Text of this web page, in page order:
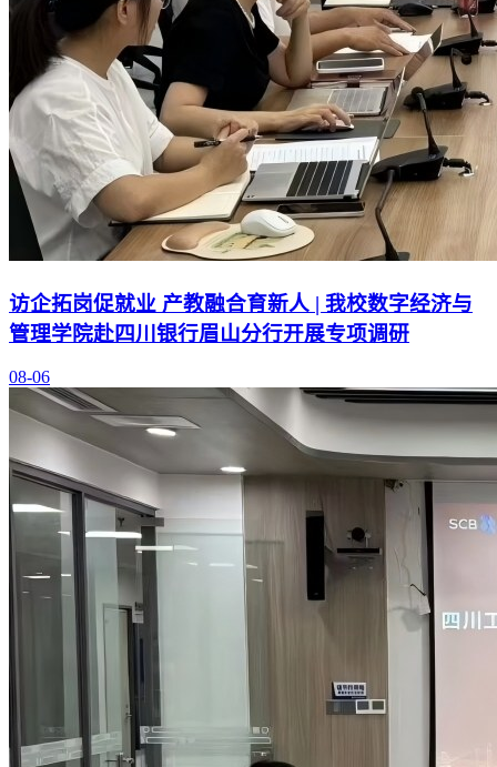
访企拓岗促就业 产教融合育新人 | 我校数字经济与
管理学院赴四川银行眉山分行开展专项调研
08-06